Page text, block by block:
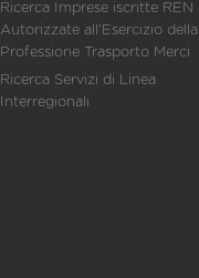
Ricerca Imprese iscritte REN
Autorizzate all'Esercizio della
Professione Trasporto Merci
Ricerca Servizi di Linea
Interregionali